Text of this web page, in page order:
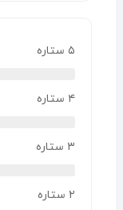
۵ ستاره
۴ ستاره
۳ ستاره
۲ ستاره